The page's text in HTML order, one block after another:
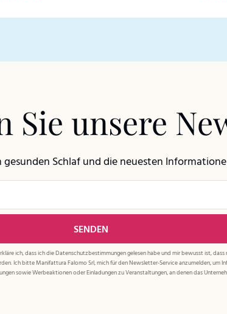
Sie unsere
gesunden Schlaf und die neuesten
ich, dass ich dieDatenschutzbestimmungengelesen habe und mir bewusst ist,
Ich bitte Manifattura Falomo Srl, mich für den Newsletter-Service anzumelden, um
sowie Werbeaktionen oder Einladungen zu Veranstaltungen, an denen das